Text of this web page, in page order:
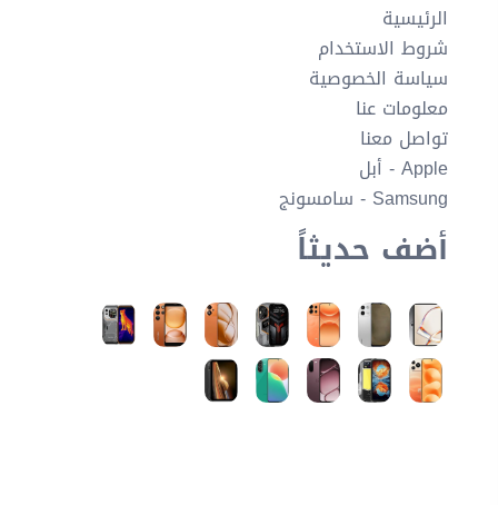
الرئيسية
شروط الاستخدام
سياسة الخصوصية
معلومات عنا
تواصل معنا
Apple - أبل
Samsung - سامسونج
أضف حديثاً